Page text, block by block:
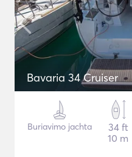
Bavaria 34 Cruiser
Buriavimo jachta
34 ft
10 m